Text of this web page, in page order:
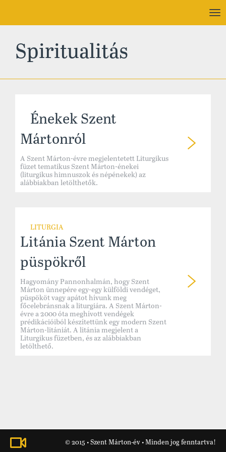
Spiritualitás
Énekek Szent
Mártonról
A Szent Márton-évre megjelentetett Liturgikus
füzet tematikus Szent Márton-énekei
(liturgikus himnuszok és népénekek) az
alábbiakban letölthetők.
LITURGIA
Litánia Szent Márton
püspökről
Hagyomány Pannonhalmán, hogy Szent
Márton ünnepére egy-egy külföldi vendéget,
püspököt vagy apátot hívunk meg
főcelebránsnak a liturgiára. A Szent Márton-
évre a 2000 óta meghívott vendégek
prédikációiból készítettünk egy modern Szent
Márton-litániát. A litánia megjelent a
Liturgikus füzetben, és az alábbiakban
letölthető.
© 2015 • Szent Márton-év • Minden jog fenntartva!